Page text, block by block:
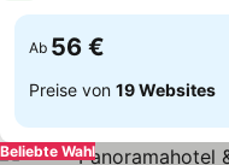
Ab 56 €
Preise von 19 Websites
Beliebte Wahl